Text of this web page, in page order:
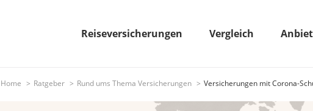
Reiseversicherungen Vergleich
Home Ratgeber Rund ums Thema Versicherungen Versicherungen mit Corona-